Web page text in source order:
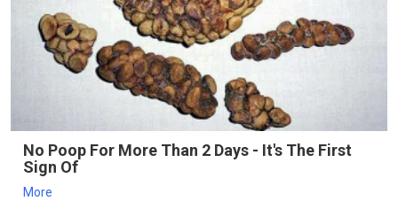
No Poop For More Than 2 Days - It's The First
Sign Of
More